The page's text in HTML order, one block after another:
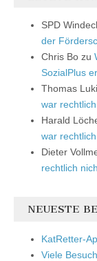
SPD
der
Chris Bo zu
SozialPlus
Thomas
war
Harald
war
Dieter
rechtlich
NEUESTE
KatRetter-
Viele